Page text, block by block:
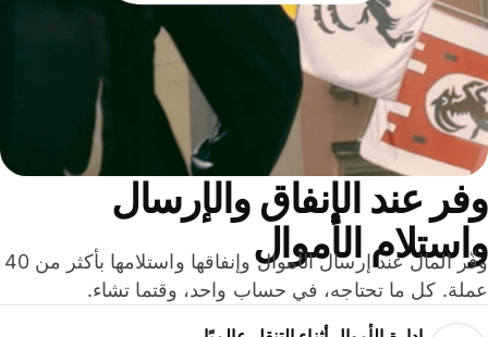
عند الإنفاق والإرسال
الأموال
وفّر المال عند إرسال الأموال وإنفاقها واستلامها بأكثر من 40
كل ما تحتاجه، في حساب واحد، وقتما تشاء.